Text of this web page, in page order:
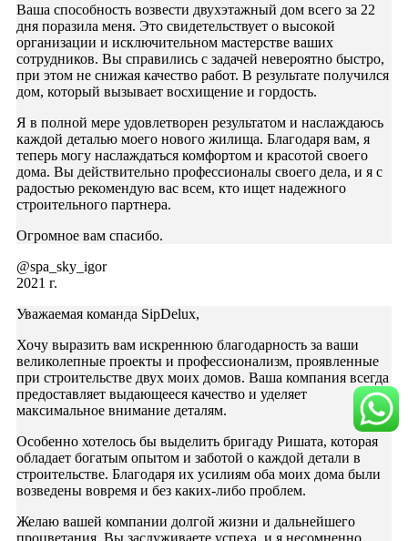
Ваша способность возвести двухэтажный дом всего за 22
дня поразила меня. Это свидетельствует о высокой
организации и исключительном мастерстве ваших
сотрудников. Вы справились с задачей невероятно быстро,
при этом не снижая качество работ. В результате получился
дом, который вызывает восхищение и гордость.
Я в полной мере удовлетворен результатом и наслаждаюсь
каждой деталью моего нового жилища. Благодаря вам, я
теперь могу наслаждаться комфортом и красотой своего
дома. Вы действительно профессионалы своего дела, и я с
радостью рекомендую вас всем, кто ищет надежного
строительного партнера.
Огромное вам спасибо.
@spa_sky_igor
2021 г.
Уважаемая команда SipDelux,
Хочу выразить вам искреннюю благодарность за ваши
великолепные проекты и профессионализм, проявленные
при строительстве двух моих домов. Ваша компания всегда
предоставляет выдающееся качество и уделяет
максимальное внимание деталям.
Особенно хотелось бы выделить бригаду Ришата, которая
обладает богатым опытом и заботой о каждой детали в
строительстве. Благодаря их усилиям оба моих дома были
возведены вовремя и без каких-либо проблем.
Желаю вашей компании долгой жизни и дальнейшего
процветания. Вы заслуживаете успеха, и я несомненно